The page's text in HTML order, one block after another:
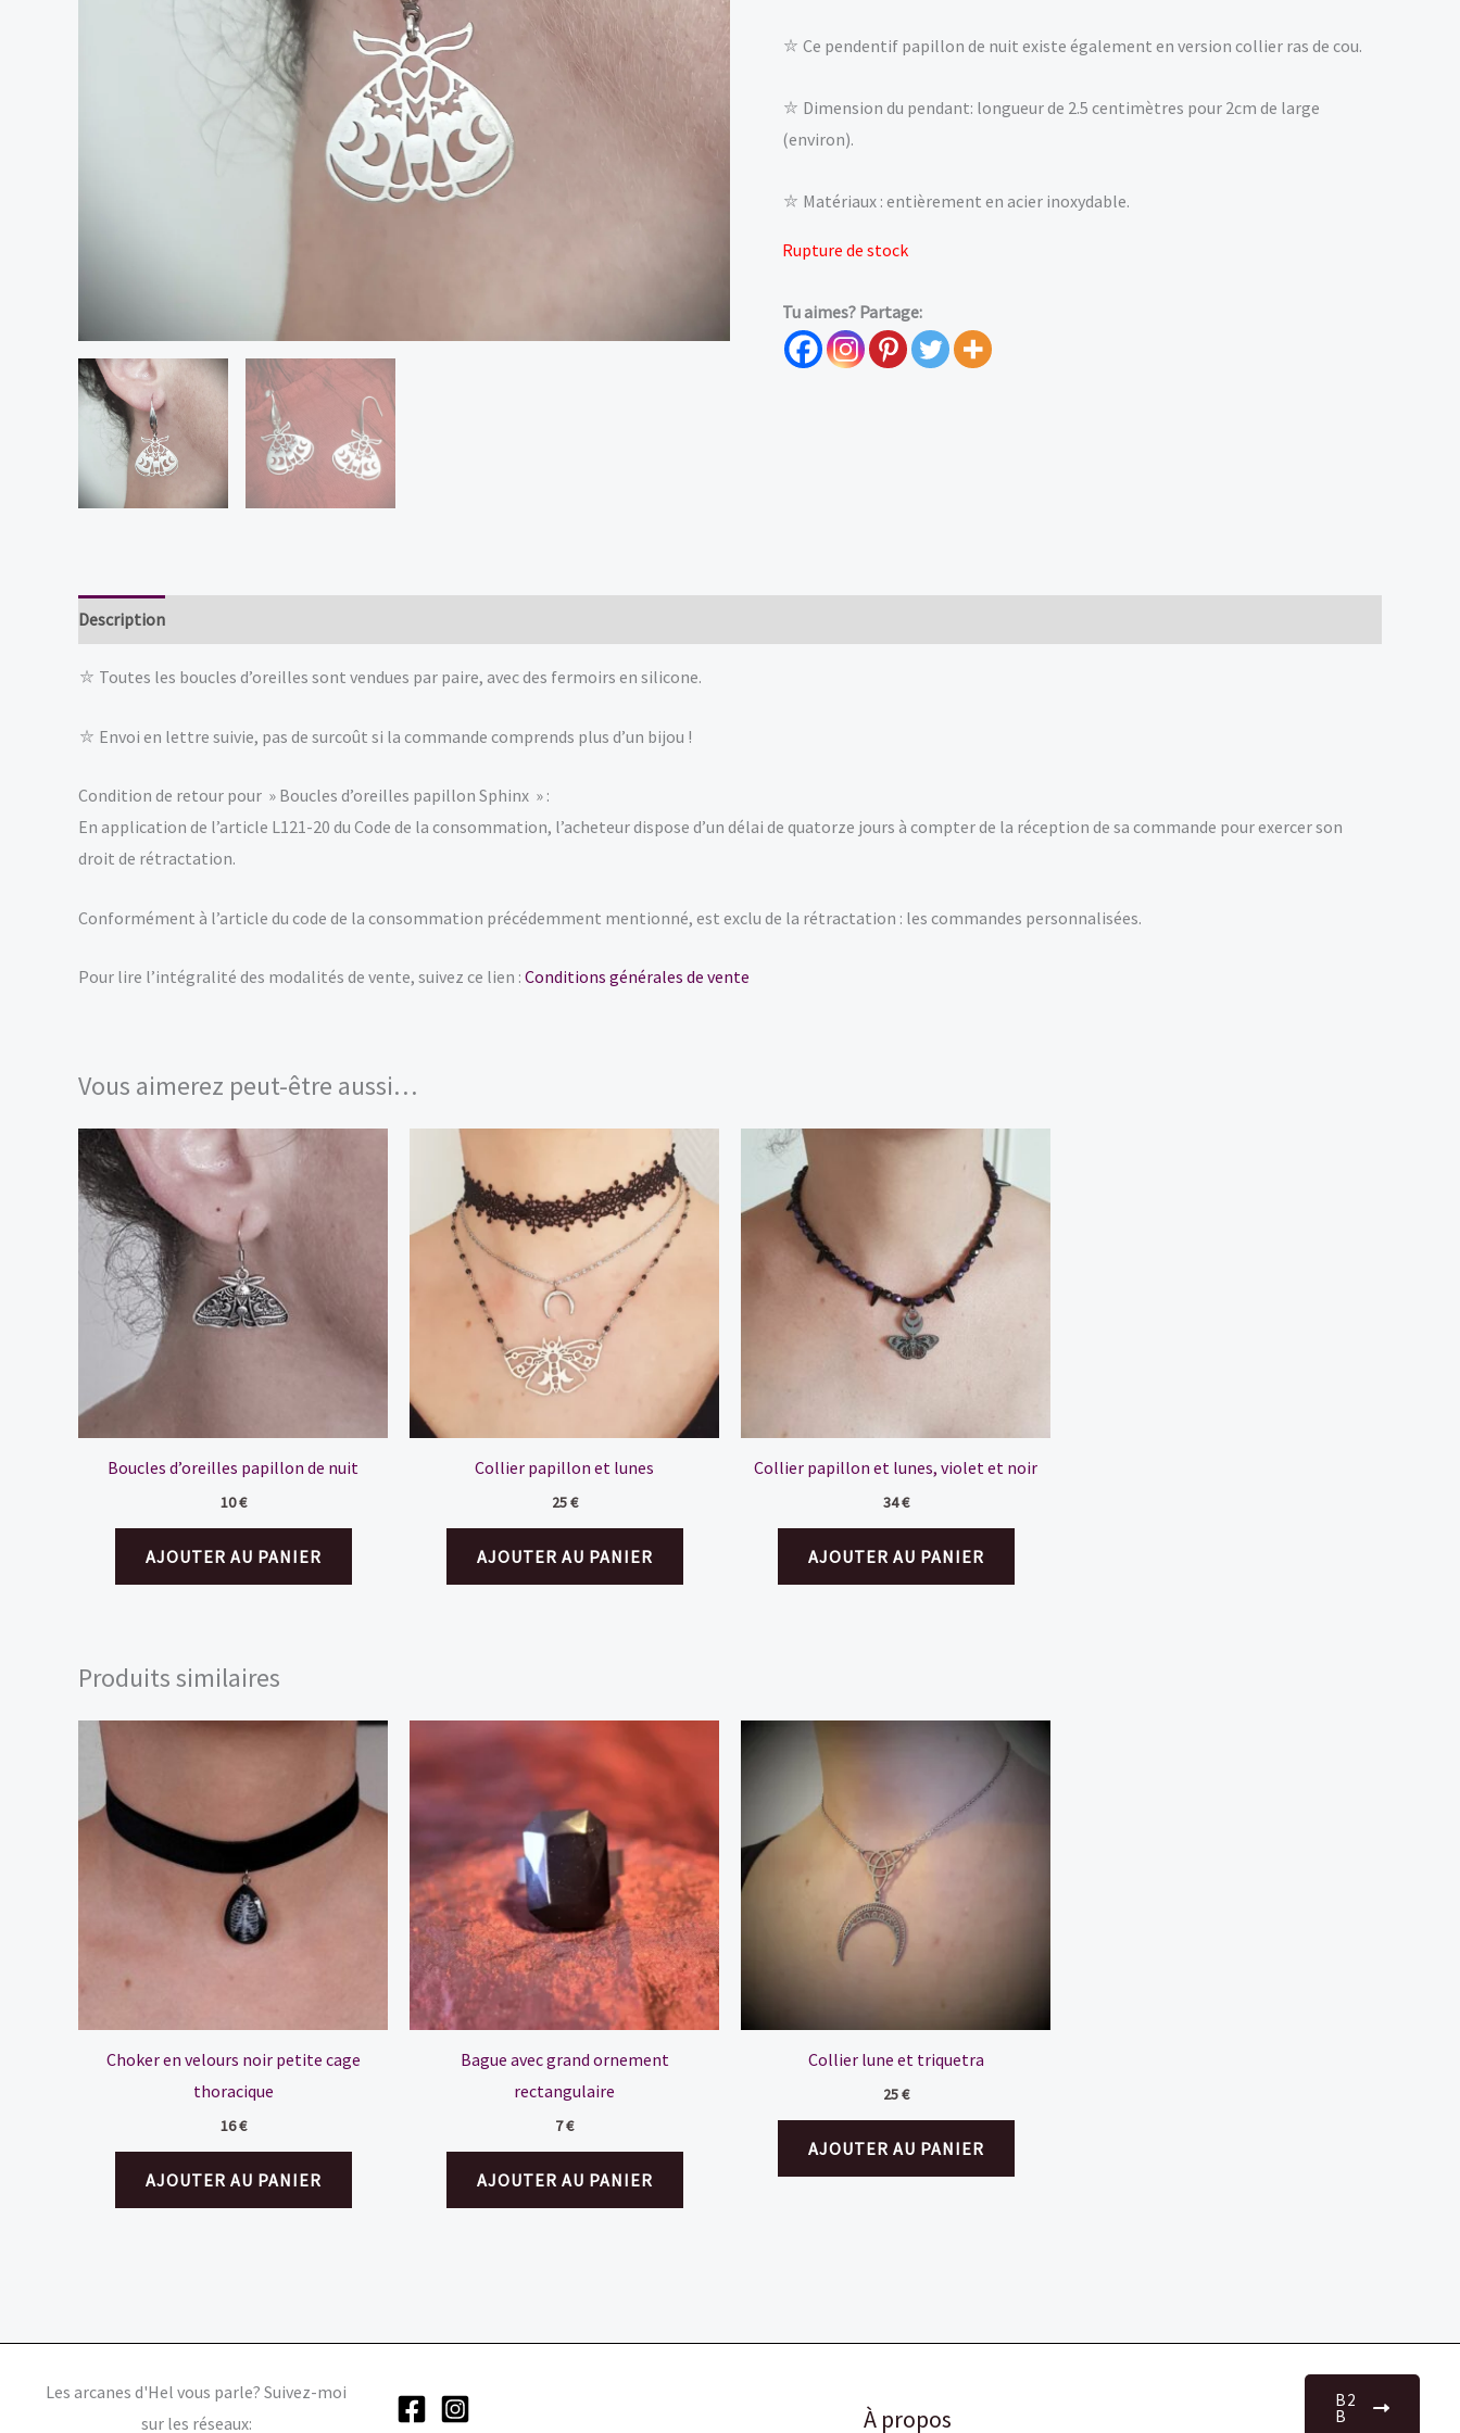
⛥ Ce pendentif papillon de nuit existe également en version collier ras de cou.
⛥ Dimension du pendant: longueur de 2.5 centimètres pour 2cm de large
(environ).
⛥ Matériaux : entièrement en acier inoxydable.
Rupture de stock
Tu aimes? Partage:
Description
⛥ Toutes les boucles d’oreilles sont vendues par paire, avec des fermoirs en silicone.
⛥ Envoi en lettre suivie, pas de surcoût si la commande comprends plus d’un bijou !
Condition de retour pour » Boucles d’oreilles papillon Sphinx » :
En application de l’article L121-20 du Code de la consommation, l’acheteur dispose d’un délai de quatorze jours à compter de la réception de sa commande pour exercer son
droit de rétractation.
Conformément à l’article du code de la consommation précédemment mentionné, est exclu de la rétractation : les commandes personnalisées.
Pour lire l’intégralité des modalités de vente, suivez ce lien : Conditions générales de vente
Vous aimerez peut-être aussi…
Boucles d’oreilles papillon de nuit
10€
AJOUTER AU PANIER
Collier papillon et lunes
25€
AJOUTER AU PANIER
Collier papillon et lunes, violet et noir
34€
AJOUTER AU PANIER
Produits similaires
Choker en velours noir petite cage
thoracique
16€
AJOUTER AU PANIER
Bague avec grand ornement
rectangulaire
7€
AJOUTER AU PANIER
Collier lune et triquetra
25€
AJOUTER AU PANIER
Les arcanes d'Hel vous parle? Suivez-moi
sur les réseaux:
À propos
B2
B